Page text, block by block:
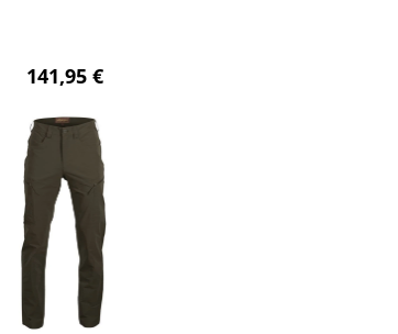
Regulärer Preis:
141,95 €